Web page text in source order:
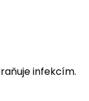
infekcím.